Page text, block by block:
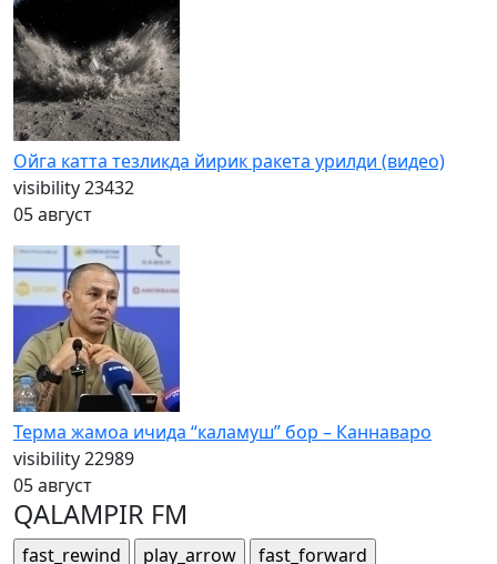
Ойга катта тезликда йирик ракета урилди (видео)
visibility23432
05 август
Терма жамоа ичида “каламуш” бор – Каннаваро
visibility22989
05 август
QALAMPIR FM
fast_rewind play_arrow
fast_forward